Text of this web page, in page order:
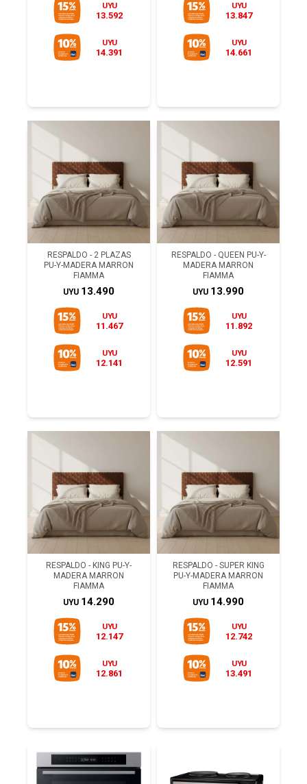
UYU
13.592
UYU
14.391
UYU
13.847
UYU
14.661
RESPALDO - 2 PLAZAS
PU-Y-MADERA MARRON
FIAMMA
UYU 13.490
UYU
11.467
UYU
12.141
RESPALDO - QUEEN PU-Y-
MADERA MARRON
FIAMMA
UYU 13.990
UYU
11.892
UYU
12.591
RESPALDO - KING PU-Y-
MADERA MARRON
FIAMMA
UYU 14.290
UYU
12.147
UYU
12.861
RESPALDO - SUPER KING
PU-Y-MADERA MARRON
FIAMMA
UYU 14.990
UYU
12.742
UYU
13.491